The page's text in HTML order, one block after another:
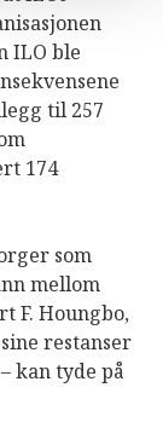
ILO ble
til 257
174
som
mellom
F. Houngbo,
restanser
kan tyde på